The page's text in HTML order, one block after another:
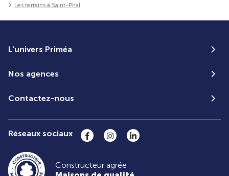
Les terrains à Saint-Phal
L'univers Priméa
Nos agences
Contactez-nous
Réseaux sociaux
Constructeur agrée